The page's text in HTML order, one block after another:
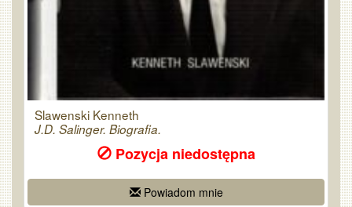
Slawenski Kenneth
J.D. Salinger. Biografia.
Pozycja niedostępna
Powiadom mnie